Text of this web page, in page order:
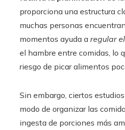
proporciona una estructura
muchas personas
momentos ayuda a regular
el hambre entre comidas, lo
riesgo de picar alimentos
Sin embargo, ciertos
modo de organizar las
ingesta de porciones más